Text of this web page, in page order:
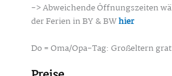
-> Abweichende Öffnungszeiten
der Ferien in BY & BWhier
Do = Oma/Opa-Tag: Großeltern